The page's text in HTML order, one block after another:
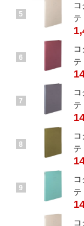
5
テ
6
テ
7
テ
8
テ
9
テ